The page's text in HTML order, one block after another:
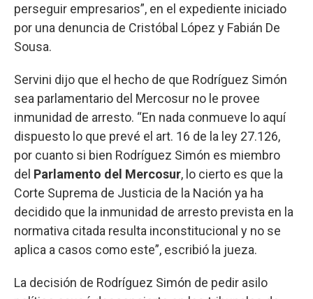
perseguir empresarios”, en el expediente iniciado
por una denuncia de Cristóbal López y Fabián De
Sousa.
Servini dijo que el hecho de que Rodríguez Simón
sea parlamentario del Mercosur no le provee
inmunidad de arresto. “En nada conmueve lo aquí
dispuesto lo que prevé el art. 16 de la ley 27.126,
por cuanto si bien Rodríguez Simón es miembro
del Parlamento del Mercosur, lo cierto es que la
Corte Suprema de Justicia de la Nación ya ha
decidido que la inmunidad de arresto prevista en la
normativa citada resulta inconstitucional y no se
aplica a casos como este”, escribió la jueza.
La decisión de Rodríguez Simón de pedir asilo